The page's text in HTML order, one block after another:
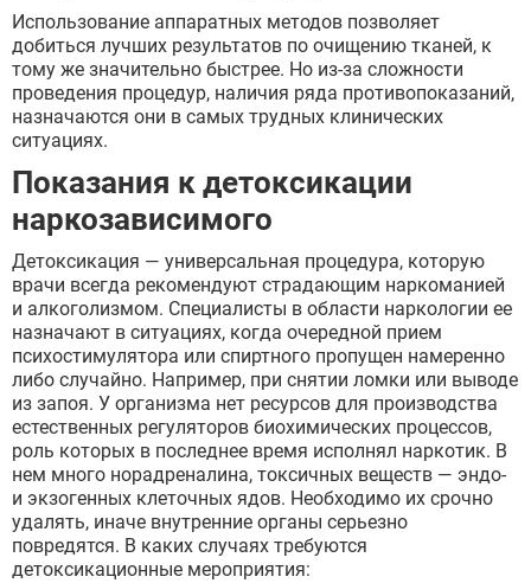
Использование аппаратных методов позволяет
добиться лучших результатов по очищению тканей, к
тому же значительно быстрее. Но из-за сложности
проведения процедур, наличия ряда противопоказаний,
назначаются они в самых трудных клинических
ситуациях.
Показания к детоксикации
наркозависимого
Детоксикация — универсальная процедура, которую
врачи всегда рекомендуют страдающим наркоманией
и алкоголизмом. Специалисты в области наркологии ее
назначают в ситуациях, когда очередной прием
психостимулятора или спиртного пропущен намеренно
либо случайно. Например, при снятии ломки или выводе
из запоя. У организма нет ресурсов для производства
естественных регуляторов биохимических процессов,
роль которых в последнее время исполнял наркотик. В
нем много норадреналина, токсичных веществ — эндо-
и экзогенных клеточных ядов. Необходимо их срочно
удалять, иначе внутренние органы серьезно
повредятся. В каких случаях требуются
детоксикационные мероприятия: